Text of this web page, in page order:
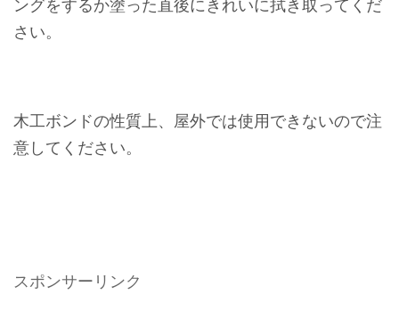
ングをするか塗った直後にきれいに拭き取ってくだ
さい。
木工ボンドの性質上、屋外では使用できないので注
意してください。
スポンサーリンク